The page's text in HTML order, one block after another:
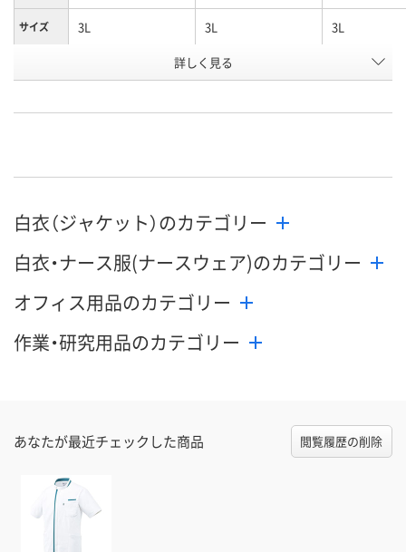
サイズ 3L 3L 3L
ホワイト×グリーン ホワイト×グレー
ホワイト×
ズ
お申込番
詳しく見る
白衣（ジャケット）のカテゴリー
白衣・ナース服(ナースウェア)のカテゴリー
オフィス用品のカテゴリー
作業・研究用品のカテゴリー
あなたが最近チェックした商品 閲覧履歴の削除